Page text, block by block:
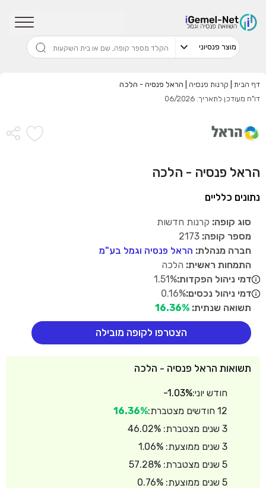
דף הבית קרנות פנסיה
הראל פנסיה - הלכה
דו"ח מעודכן לתאריך: 06/2026
הראל פנסיה - הלכה
נתונים כלליים
סוג קופה: קרנות חדשות
מספר קופה:
חברה מנהלת: הראל פנסיה וגמל בע"מ
התמחות ראשית: הלכה
דמי ניהול הפקדות:1.51%
דמי ניהול נכסים:0.16%
תשואה שנתית: 16.36%
הצטרפו לקופה מובילה
תשואות הראל פנסיה - הלכה
חודש יוני:-1.03%
12 חודשים מצטברת:
16.36%
3 שנים מצטברת: 46.02%
3 שנים ממוצעת: 1.06%
5 שנים מצטברת: 57.28%
5 שנים ממוצעת: 0.76%
מתכנן פיננסי (ללא עלות), השאירו פרטים:
או מצדדים שלישיים.